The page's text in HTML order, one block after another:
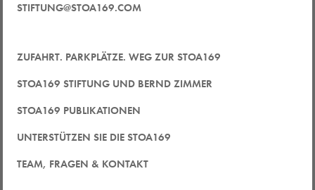
STIFTUNG@STOA169.COM
ZUFAHRT. PARKPLÄTZE. WEG ZUR STOA169
STOA169 STIFTUNG UND BERND ZIMMER
STOA169 PUBLIKATIONEN
UNTERSTÜTZEN SIE DIE STOA169
TEAM, FRAGEN & KONTAKT